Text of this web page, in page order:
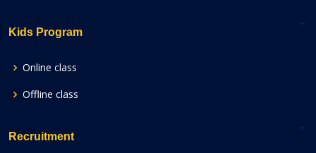
Kids Program
Online class
Offline class
Recruitment